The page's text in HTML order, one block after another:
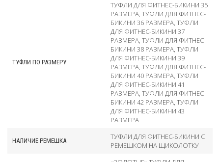
ТУФЛИ ПО РАЗМЕРУ
ТУФЛИ ДЛЯ ФИТНЕС-БИКИНИ 35
РАЗМЕРА, ТУФЛИ ДЛЯ ФИТНЕС-
БИКИНИ 36 РАЗМЕРА, ТУФЛИ
ДЛЯ ФИТНЕС-БИКИНИ 37
РАЗМЕРА, ТУФЛИ ДЛЯ ФИТНЕС-
БИКИНИ 38 РАЗМЕРА, ТУФЛИ
ДЛЯ ФИТНЕС-БИКИНИ 39
РАЗМЕРА, ТУФЛИ ДЛЯ ФИТНЕС-
БИКИНИ 40 РАЗМЕРА, ТУФЛИ
ДЛЯ ФИТНЕС-БИКИНИ 41
РАЗМЕРА, ТУФЛИ ДЛЯ ФИТНЕС-
БИКИНИ 42 РАЗМЕРА, ТУФЛИ
ДЛЯ ФИТНЕС-БИКИНИ 43
РАЗМЕРА
НАЛИЧИЕ РЕМЕШКА
ТУФЛИ ДЛЯ ФИТНЕС-БИКИНИ С
РЕМЕШКОМ НА ЩИКОЛОТКУ